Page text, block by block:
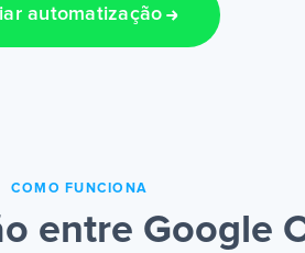
automatização
COMO FUNCIONA
entre Google